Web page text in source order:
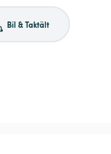
Bil & Taktält